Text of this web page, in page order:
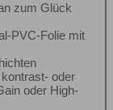
zum Glück
PVC-Folie mit
oder
oder High-